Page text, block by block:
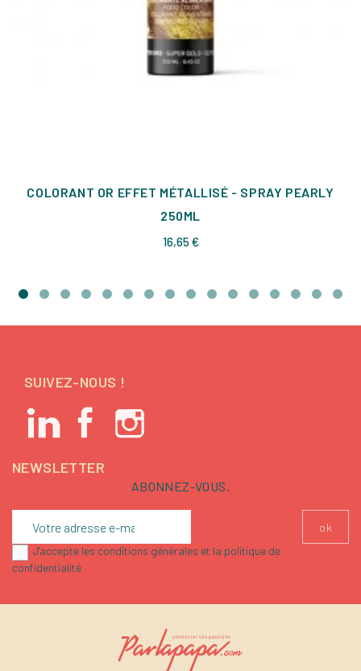
COLORANT OR EFFET MÉTALLISÉ - SPRAY PEARLY
250ML
16,65 €Prix
SUIVEZ-NOUS !
NEWSLETTER
ABONNEZ-VOUS.
J'accepte les conditions générales et la politique de
confidentialité